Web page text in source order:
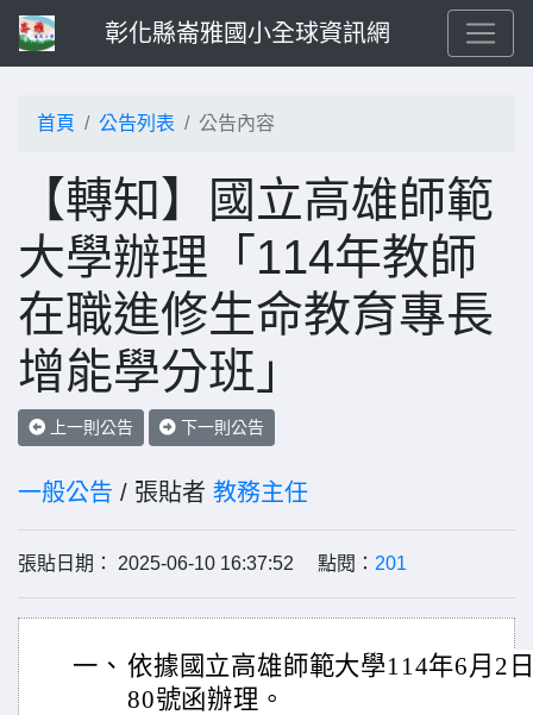
彰化縣崙雅國小全球資訊網
首頁 公告列表 公告內容
【轉知】國立高雄師範
大學辦理「114年教師
在職進修生命教育專長
增能學分班」
上一則公告 下一則公告
一般公告 / 張貼者 教務主任
張貼日期： 2025-06-10 16:37:52 點閱： 201
一、 依據國立高雄師範大學114年6月2
80號函辦理。